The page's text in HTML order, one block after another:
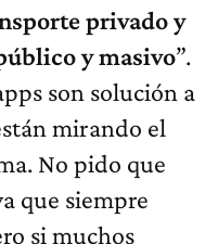
privado y
y masivo”.
son solución a
mirando el
No pido que
que siempre
si muchos